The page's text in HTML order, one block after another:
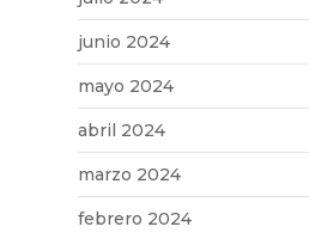
junio 2024
mayo 2024
abril 2024
marzo 2024
febrero 2024